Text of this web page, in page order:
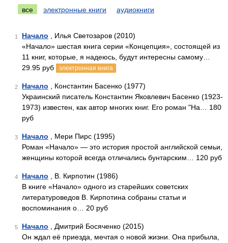
все
электронные книги аудиокниги
1 Начало , Илья Светозаров (2010)
«Начало» шестая книга серии «Концепция», состоящей из
11 книг, которые, я надеюсь, будут интересны самому…
29.95 руб
электронная книга
2 Начало , Константин Басенко (1977)
Украинский писатель Константин Яковлевич Басенко (1923-
1973) известен, как автор многих книг. Его роман "На… 180
руб
3 Начало , Мери Пирс (1995)
Роман «Начало» — это история простой английской семьи,
женщины которой всегда отличались бунтарским… 120 руб
4 Начало , В. Кирпотин (1986)
В книге «Начало» одного из старейших советских
литературоведов В. Кирпотина собраны статьи и
воспоминания о… 20 руб
5 Начало , Дмитрий Босяченко (2015)
Он ждал её приезда, мечтая о новой жизни. Она прибыла,